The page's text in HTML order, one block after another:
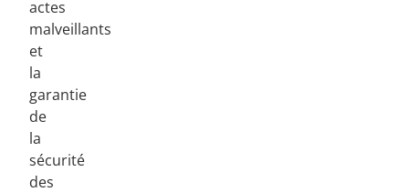
actes
malveillants
et
la
garantie
de
la
sécurité
des